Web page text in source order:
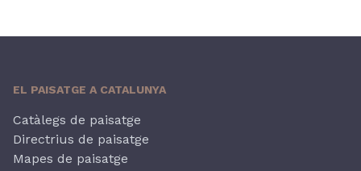
EL PAISATGE A CATALUNYA
Catàlegs de paisatge
Directrius de paisatge
Mapes de paisatge